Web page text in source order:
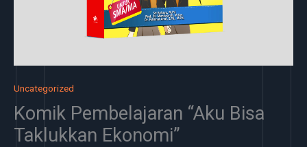
Uncategorized
Komik Pembelajaran “Aku Bisa
Taklukkan Ekonomi”